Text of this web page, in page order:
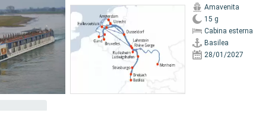
Amavenita
15 g
Cabina esterna
Basilea
28/01/2027